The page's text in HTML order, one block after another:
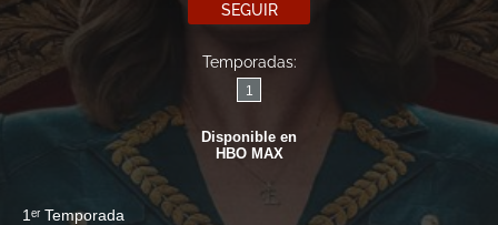
SEGUIR
Temporadas:
1
Disponible en
HBO MAX
1ᵉʳ Temporada